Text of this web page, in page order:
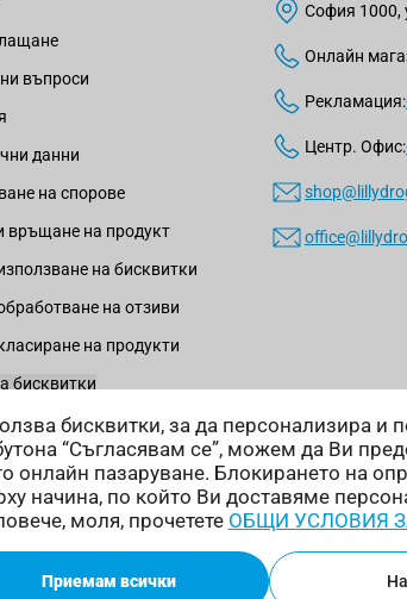
бисквитки, за да персонализира и
“Съгласявам се”, можем да Ви
онлайн пазаруване. Блокирането на
начина, по който Ви доставяме
моля, прочетете ОБЩИ УСЛОВИЯ
Приемам всички
въпроси
данни
на спорове
връщане на продукт
на бисквитки
на отзиви
на продукти
бисквитки
София 1000,
Онлайн
Рекламация:
Центр. Офис:
Начини на
Онлайн магазин от